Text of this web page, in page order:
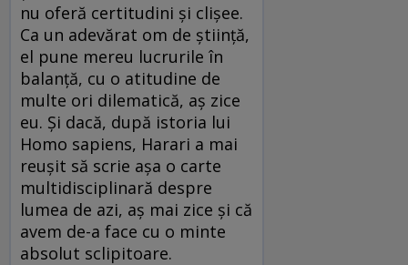
nu oferă certitudini și clișee.
Ca un adevărat om de știință,
el pune mereu lucrurile în
balanță, cu o atitudine de
multe ori dilematică, aș zice
eu. Și dacă, după istoria lui
Homo sapiens, Harari a mai
reușit să scrie așa o carte
multidisciplinară despre
lumea de azi, aș mai zice și că
avem de-a face cu o minte
absolut sclipitoare.